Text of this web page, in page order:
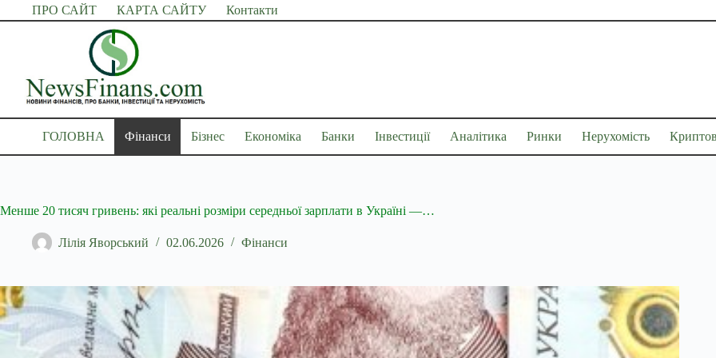
Перейти
до
ПРО САЙТ КАРТА САЙТУ Контакти
ГОЛОВНА Фінанси Бізнес Економіка Банки Інвестиції Аналітика Ринки Нерухомість
Менше 20 тисяч гривень: які реальні розміри середньої зарплати в Україні —…
Лілія Яворський 02.06.2026 Фінанси